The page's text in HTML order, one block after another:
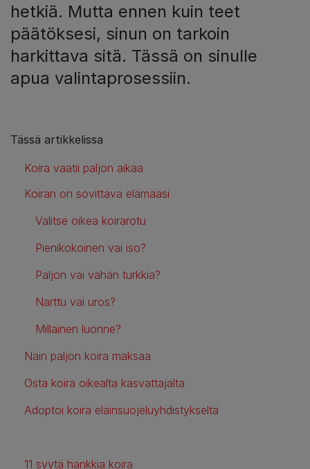
hetkiä. Mutta ennen kuin teet
päätöksesi, sinun on tarkoin
harkittava sitä. Tässä on sinulle
apua valintaprosessiin.
Tässä artikkelissa
Koira vaatii paljon aikaa
Koiran on sovittava elämääsi
Valitse oikea koirarotu
Pienikokoinen vai iso?
Paljon vai vähän turkkia?
Narttu vai uros?
Millainen luonne?
Näin paljon koira maksaa
Osta koira oikealta kasvattajalta
Adoptoi koira eläinsuojeluyhdistykseltä
11 syytä hankkia koira